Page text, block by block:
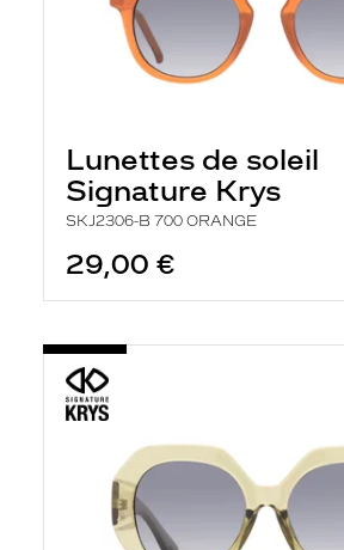
Lunettes de soleil
Signature Krys
SKJ2306-B 700 ORANGE
29,00 €